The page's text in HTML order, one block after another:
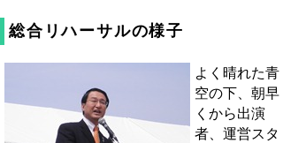
総合リハーサルの様子
よく晴れた青
空の下、朝早
くから出演
者、運営スタ